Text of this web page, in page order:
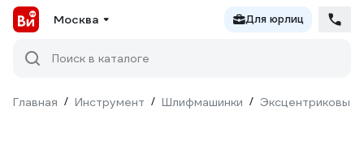
Москва Для юрлиц
Поиск в каталоге
Главная / Инструмент / Шлифмашинки / Эксцентриковые